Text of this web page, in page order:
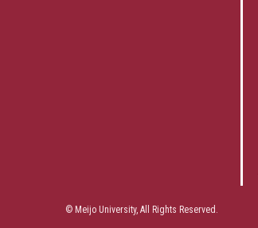
© Meijo University, All Rights Reserved.